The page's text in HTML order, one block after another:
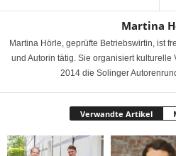
Martina
Martina Hörle, geprüfte Betriebswirtin, ist
und Autorin tätig. Sie organisiert kulturelle
2014 die Solinger
Verwandte Artikel